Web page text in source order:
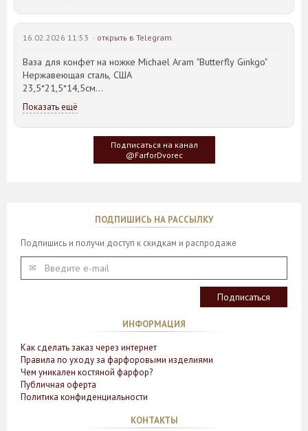
16.02.2026 11:53 · открыть в Telegram
Ваза для конфет на ножке Michael Aram "Butterfly Ginkgo"
Нержавеющая сталь, США
23,5*21,5*14,5см
Идея такого дизайна предметов сервировки стола пришла
создателю, когда он впервые увидел дерево Гинкго Билоба,
у которого растут двойные листья, напоминающие крылья
Показать ещё
Подписаться на канал
@FarforDvorec
ПОДПИШИСЬ НА РАССЫЛКУ
Подпишись и получи доступ к скидкам и распродаже
ИНФОРМАЦИЯ
Как сделать заказ через интернет
Правила по уходу за фарфоровыми изделиями
Чем уникален костяной фарфор?
Публичная оферта
Политика конфиденциальности
КОНТАКТЫ